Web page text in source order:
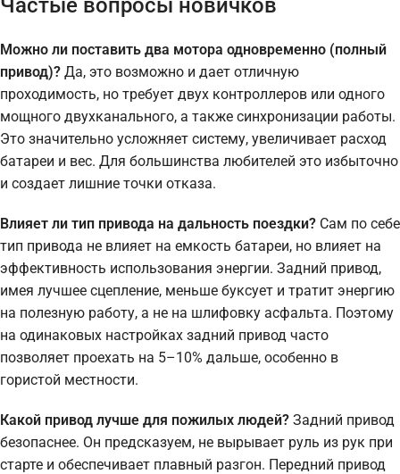
Можно ли поставить два мотора одновременно (полный
привод)? Да, это возможно и дает отличную
проходимость, но требует двух контроллеров или одного
мощного двухканального, а также синхронизации работы.
Это значительно усложняет систему, увеличивает расход
батареи и вес. Для большинства любителей это избыточно
и создает лишние точки отказа.
Влияет ли тип привода на дальность поездки? Сам по себе
тип привода не влияет на емкость батареи, но влияет на
эффективность использования энергии. Задний привод,
имея лучшее сцепление, меньше буксует и тратит энергию
на полезную работу, а не на шлифовку асфальта. Поэтому
на одинаковых настройках задний привод часто
позволяет проехать на 5–10% дальше, особенно в
гористой местности.
Какой привод лучше для пожилых людей? Задний привод
безопаснее. Он предсказуем, не вырывает руль из рук при
старте и обеспечивает плавный разгон. Передний привод